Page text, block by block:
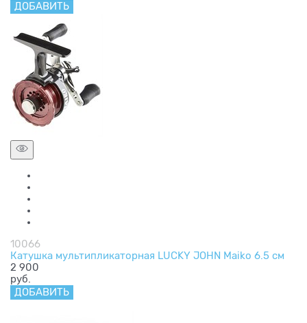
ДОБАВИТЬ
10066
Катушка мультипликаторная LUCKY JOHN Maiko 6.5 см
2 900
руб.
ДОБАВИТЬ